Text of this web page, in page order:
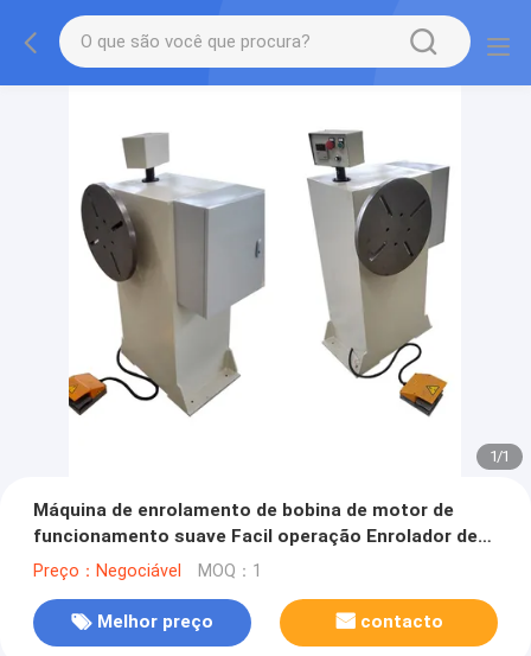
1/1
Máquina de enrolamento de bobina de motor de
funcionamento suave Facil operação Enrolador de
fio elétrico
Preço：Negociável MOQ：1
Melhor preço contacto